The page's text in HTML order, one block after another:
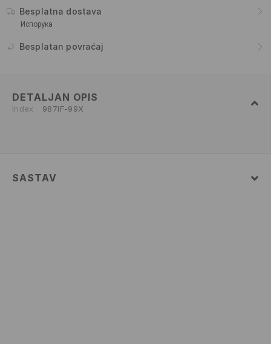
Besplatna dostava
Испорука
Besplatan povraćaj
DETALJAN OPIS
Index 987IF-99X
SASTAV